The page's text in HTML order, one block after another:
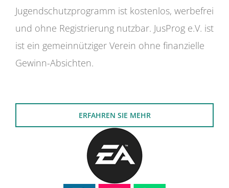
Jugendschutzprogramm ist kostenlos, werbefrei
und ohne Registrierung nutzbar. JusProg e.V. ist
ist ein gemeinnütziger Verein ohne finanzielle
Gewinn-Absichten.
ERFAHREN SIE MEHR